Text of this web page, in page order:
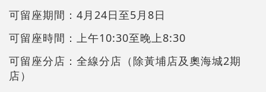
可留座期間：4月24日至5月8日
可留座時間：上午10:30至晚上8:30
可留座分店：全線分店（除黃埔店及奧海城2期
店）